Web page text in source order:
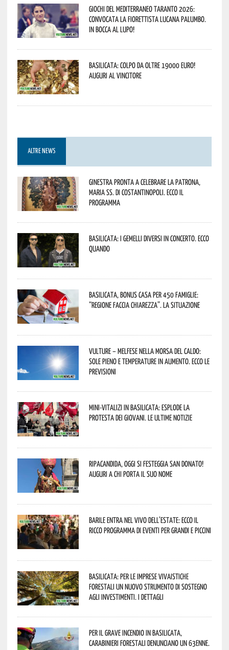
Giochi del Mediterraneo Taranto 2026:
convocata la fiorettista lucana Palumbo.
In bocca al lupo!
Basilicata: colpo da oltre 19000 Euro!
Auguri al vincitore
ALTRE NEWS
Ginestra pronta a celebrare la Patrona,
Maria SS. di Costantinopoli. Ecco il
programma
Basilicata: i Gemelli DiVersi in concerto. Ecco
quando
Basilicata, Bonus casa per 450 famiglie:
“Regione faccia chiarezza”. La situazione
Vulture – melfese nella morsa del caldo:
sole pieno e temperature in aumento. Ecco le
previsioni
Mini-vitalizi in Basilicata: esplode la
protesta dei giovani. Le ultime notizie
Ripacandida, oggi si festeggia San Donato!
Auguri a chi porta il suo nome
Barile entra nel vivo dell’estate: ecco il
ricco programma di eventi per grandi e piccini
Basilicata: per le imprese vivaistiche
forestali un nuovo strumento di sostegno
agli investimenti. I dettagli
Per il grave incendio in Basilicata,
Carabinieri forestali denunciano un 63enne.